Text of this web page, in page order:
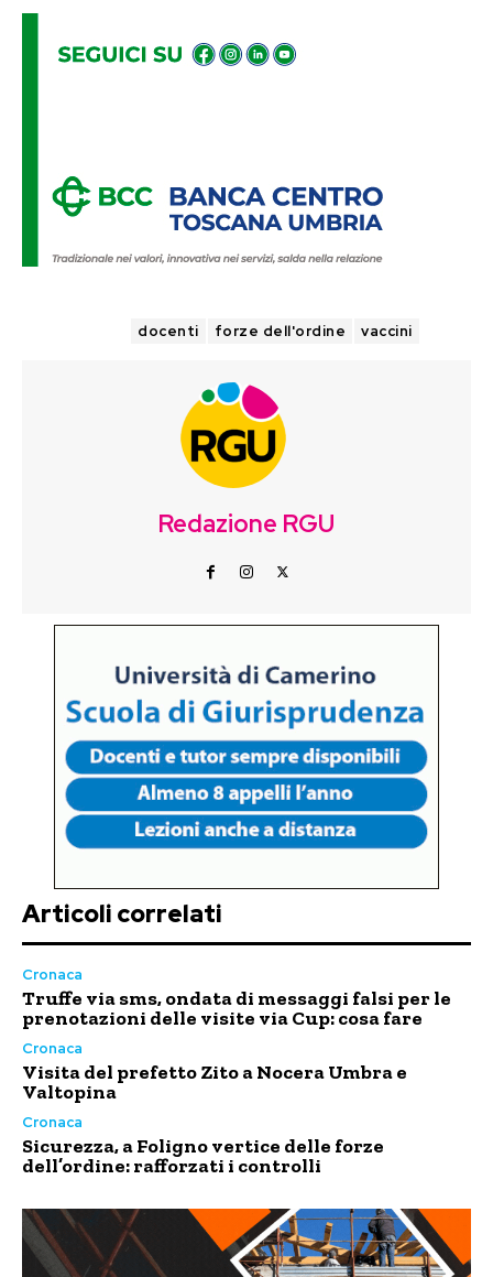
docenti forze dell'ordine vaccini
Redazione RGU
Articoli correlati
Cronaca
Truffe via sms, ondata di messaggi falsi per le
prenotazioni delle visite via Cup: cosa fare
Cronaca
Visita del prefetto Zito a Nocera Umbra e
Valtopina
Cronaca
Sicurezza, a Foligno vertice delle forze
dell’ordine: rafforzati i controlli